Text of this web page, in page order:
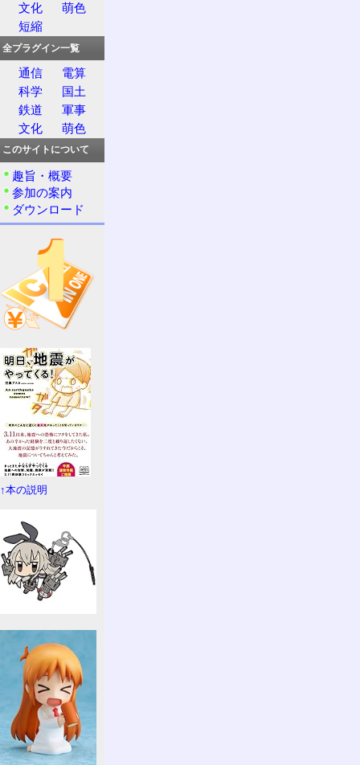
文化
萌色
短縮
全プラグイン一覧
通信
電算
科学
国土
鉄道
軍事
文化
萌色
このサイトについて
趣旨・概要
参加の案内
ダウンロード
↑本の説明